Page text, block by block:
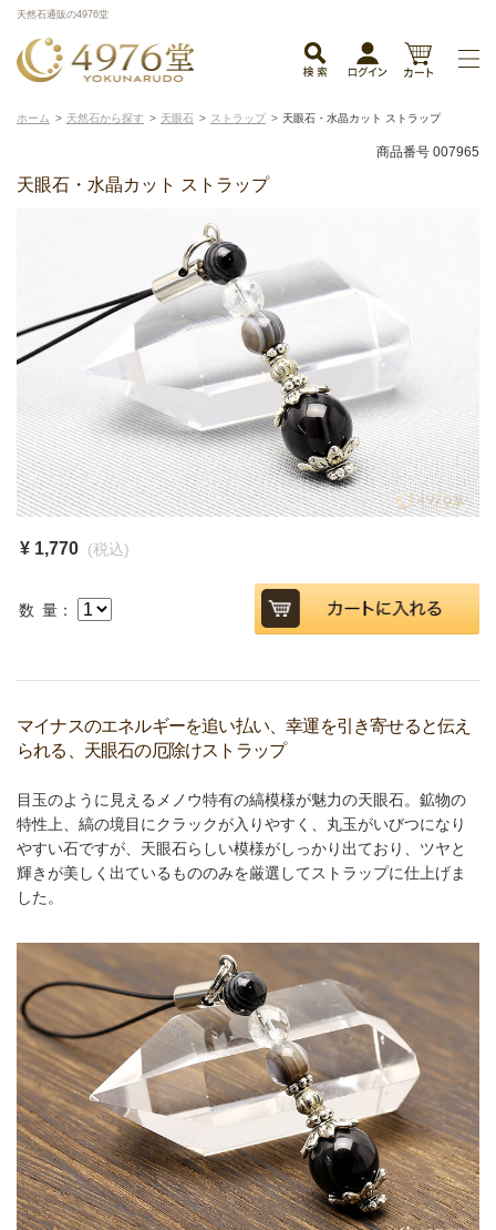
天然石通販の4976堂
ホーム 天然石から探す 天眼石 ストラップ 天眼石・水晶カット ストラップ
商品番号 007965
天眼石・水晶カット ストラップ
¥ 1,770 (税込)
数 量：
マイナスのエネルギーを追い払い、幸運を引き寄せると伝え
られる、天眼石の厄除けストラップ
目玉のように見えるメノウ特有の縞模様が魅力の天眼石。鉱物の
特性上、縞の境目にクラックが入りやすく、丸玉がいびつになり
やすい石ですが、天眼石らしい模様がしっかり出ており、ツヤと
輝きが美しく出ているもののみを厳選してストラップに仕上げま
した。